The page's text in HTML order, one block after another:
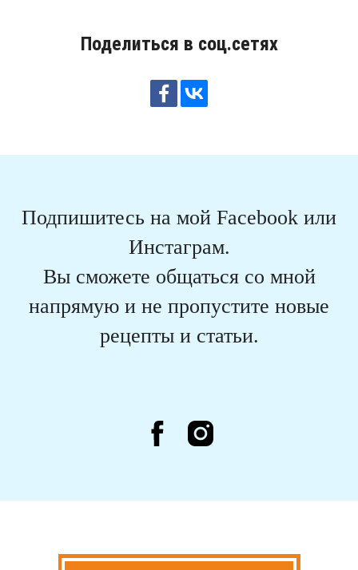
Поделиться в соц.сетях
Подпишитесь на мой Facebook или
Инстаграм.
Вы сможете общаться со мной
напрямую и не пропустите новые
рецепты и статьи.